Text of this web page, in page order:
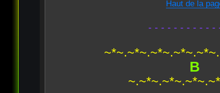
Haut de la
- - - - - - - - - - -
B